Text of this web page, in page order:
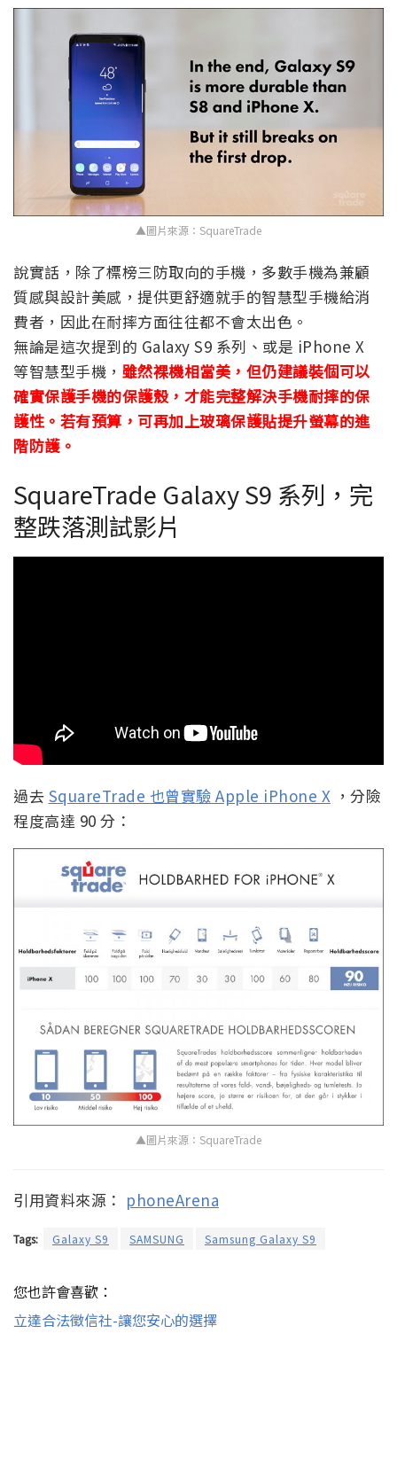
▲圖片來源：SquareTrade
說實話，除了標榜三防取向的手機，多數手機為兼顧
質感與設計美感，提供更舒適就手的智慧型手機給消
費者，因此在耐摔方面往往都不會太出色。
無論是這次提到的 Galaxy S9 系列、或是 iPhone X
等智慧型手機， 雖然裸機相當美，但仍建議裝個可以
確實保護手機的保護殼，才能完整解決手機耐摔的保
護性。若有預算，可再加上玻璃保護貼提升螢幕的進
階防護。
SquareTrade Galaxy S9 系列，完
整跌落測試影片
過去 SquareTrade 也曾實驗 Apple iPhone X ，分險
程度高達 90 分：
▲圖片來源：SquareTrade
引用資料來源： phoneArena
Tags: Galaxy S9 SAMSUNG Samsung Galaxy S9
您也許會喜歡：
立達合法徵信社-讓您安心的選擇